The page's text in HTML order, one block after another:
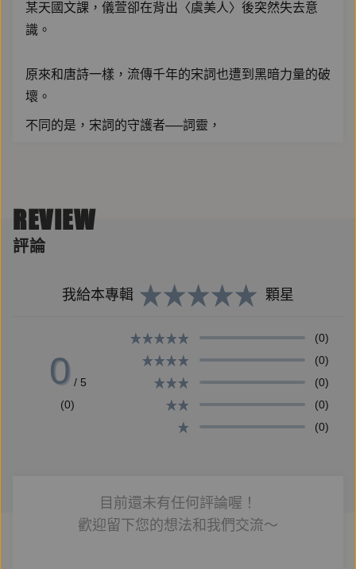
某天國文課，儀萱卻在背出〈虞美人〉後突然失去意
識。
原來和唐詩一樣，流傳千年的宋詞也遭到黑暗力量的破
壞。
不同的是，宋詞的守護者──詞靈，
根據詞靈賦予的記憶，
才能徹底凝封住黑暗力量、恢復詞境運行。
然而在成千上萬首的詞句中，她該如何找出靈物的線
還有，如果儀萱擁有詞靈一半的能力與記憶，
那麼屬於抑鬱邪惡另一半的陰氣靈，又會是誰？
出生於臺灣臺北，於美國取得藝術碩士學位後定居於美
REVIEW
評論
我給本專輯 顆星
0 / 5
(0)
(0)
(0)
(0)
(0)
(0)
目前還未有任何評論喔！
歡迎留下您的想法和我們交流～